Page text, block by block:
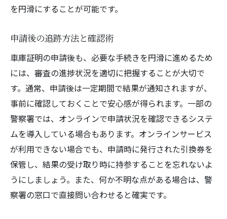
を円滑にすることが可能です。
申請後の追跡方法と確認術
車庫証明の申請後も、必要な手続きを円滑に進めるため
には、審査の進捗状況を適切に把握することが大切で
す。通常、申請後は一定期間で結果が通知されますが、
事前に確認しておくことで安心感が得られます。一部の
警察署では、オンラインで申請状況を確認できるシステ
ムを導入している場合もあります。オンラインサービス
が利用できない場合でも、申請時に発行された引換券を
保管し、結果の受け取り時に持参することを忘れないよ
うにしましょう。また、何か不明な点がある場合は、警
察署の窓口で直接問い合わせると確実です。